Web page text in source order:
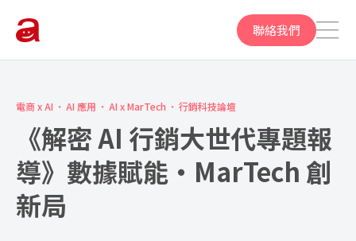
聯絡我們
電商 x AI AI 應用 AI x MarTech 行銷科技論壇
《解密 AI 行銷大世代專題報
導》數據賦能・MarTech 創
新局